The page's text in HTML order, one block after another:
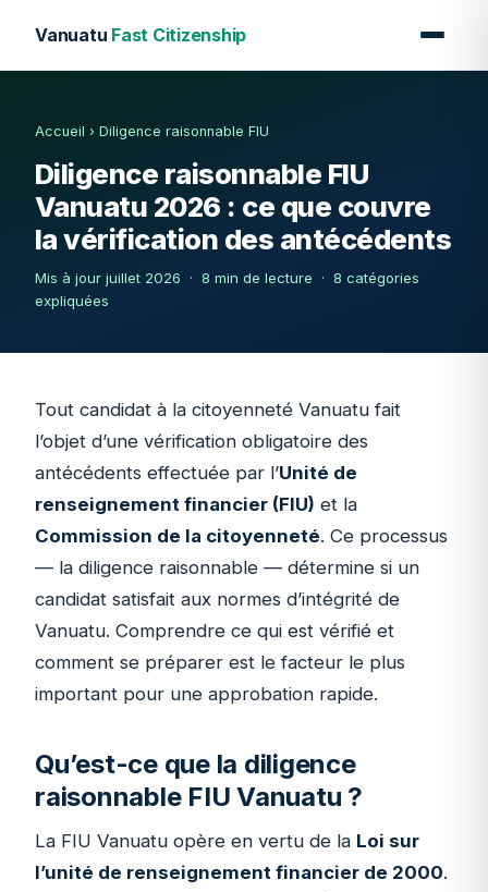
Vanuatu Fast Citizenship
Accueil › Diligence raisonnable FIU
Diligence raisonnable FIU
Vanuatu 2026 : ce que couvre
la vérification des antécédents
Mis à jour juillet 2026 · 8 min de lecture · 8 catégories
expliquées
Tout candidat à la citoyenneté Vanuatu fait
l’objet d’une vérification obligatoire des
antécédents effectuée par l’Unité de
renseignement financier (FIU) et la
Commission de la citoyenneté. Ce processus
— la diligence raisonnable — détermine si un
candidat satisfait aux normes d’intégrité de
Vanuatu. Comprendre ce qui est vérifié et
comment se préparer est le facteur le plus
important pour une approbation rapide.
Qu’est-ce que la diligence
raisonnable FIU Vanuatu ?
La FIU Vanuatu opère en vertu de la Loi sur
l’unité de renseignement financier de 2000.